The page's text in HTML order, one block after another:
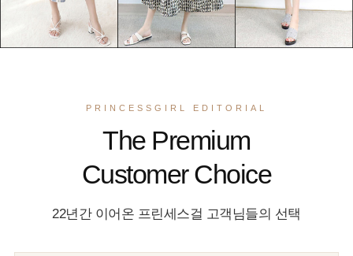
PRINCESSGIRL EDITORIAL
The Premium
Customer Choice
22년간 이어온 프린세스걸 고객님들의 선택